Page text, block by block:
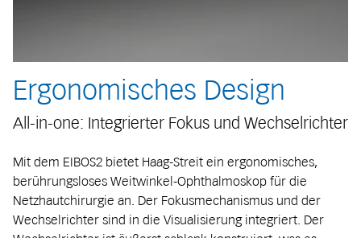
Ergonomisches Design
All-in-one: Integrierter Fokus und Wechselrichter
Mit dem EIBOS2 bietet Haag-Streit ein ergonomisches,
berührungsloses Weitwinkel-Ophthalmoskop für die
Netzhautchirurgie an. Der Fokusmechanismus und der
Wechselrichter sind in die Visualisierung integriert. Der